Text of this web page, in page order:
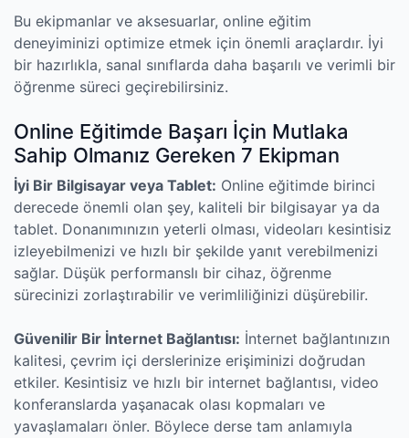
Bu ekipmanlar ve aksesuarlar, online eğitim
deneyiminizi optimize etmek için önemli araçlardır. İyi
bir hazırlıkla, sanal sınıflarda daha başarılı ve verimli bir
öğrenme süreci geçirebilirsiniz.
Online Eğitimde Başarı İçin Mutlaka
Sahip Olmanız Gereken 7 Ekipman
İyi Bir Bilgisayar veya Tablet: Online eğitimde birinci
derecede önemli olan şey, kaliteli bir bilgisayar ya da
tablet. Donanımınızın yeterli olması, videoları kesintisiz
izleyebilmenizi ve hızlı bir şekilde yanıt verebilmenizi
sağlar. Düşük performanslı bir cihaz, öğrenme
sürecinizi zorlaştırabilir ve verimliliğinizi düşürebilir.
Güvenilir Bir İnternet Bağlantısı: İnternet bağlantınızın
kalitesi, çevrim içi derslerinize erişiminizi doğrudan
etkiler. Kesintisiz ve hızlı bir internet bağlantısı, video
konferanslarda yaşanacak olası kopmaları ve
yavaşlamaları önler. Böylece derse tam anlamıyla